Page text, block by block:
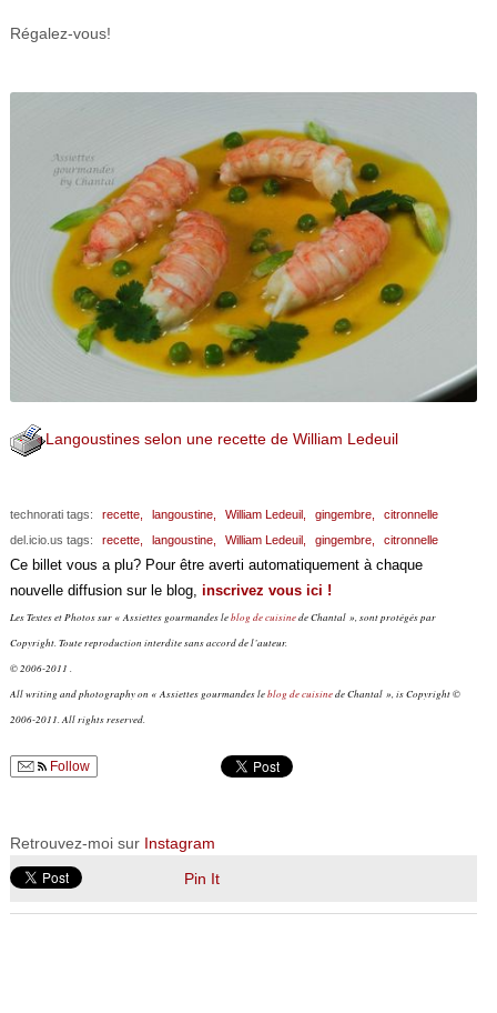
Régalez-vous!
Langoustines selon une recette de William Ledeuil
technorati tags: recette, langoustine, William Ledeuil, gingembre,
citronnelle
del.icio.us tags:
recette, langoustine, William Ledeuil, gingembre, citronnelle
Ce billet vous a plu? Pour être averti automatiquement à chaque
nouvelle diffusion sur le blog, inscrivez vous ici !
Les Textes et Photos sur « Assiettes gourmandes leblog de cuisinede Chantal », sont protégés par
Copyright. Toute reproduction interdite sans accord de l’auteur.
© 2006-2011 .
All writing and photography on « Assiettes gourmandes leblog de cuisinede Chantal », is Copyright ©
2006-2011. All rights reserved.
Follow
Retrouvez-moi sur Instagram
Pin It